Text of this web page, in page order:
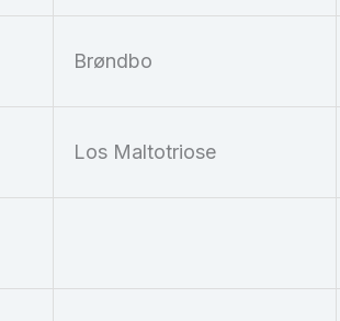
Brøndbo
Los Maltotriose